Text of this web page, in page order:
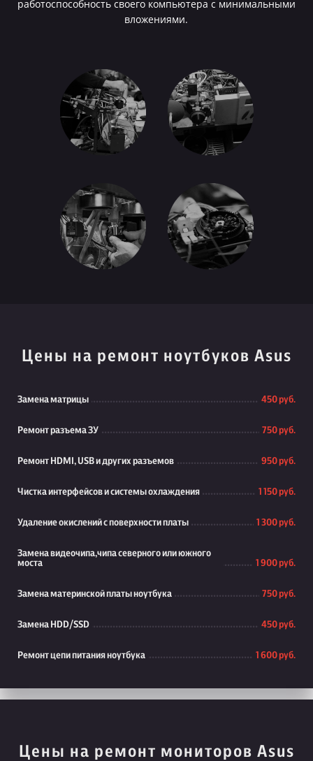
работоспособность своего компьютера с минимальными
вложениями.
Цены на ремонт ноутбуков Asus
Замена матрицы 450 руб.
Ремонт разъема ЗУ 750 руб.
Ремонт HDMI, USB и других разъемов 950 руб.
Чистка интерфейсов и системы охлаждения 1 150 руб.
Удаление окислений с поверхности платы 1 300 руб.
Замена видеочипа,чипа северного или южного
моста
1 900 руб.
Замена материнской платы ноутбука 750 руб.
Замена HDD/SSD 450 руб.
Ремонт цепи питания ноутбука 1 600 руб.
Цены на ремонт мониторов Asus